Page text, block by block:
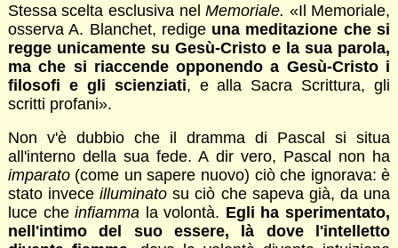
Stessa scelta esclusiva nelMemoriale. «Il Memoriale,
osserva A. Blanchet, redige una meditazione che si
regge unicamente su Gesù-Cristo e la sua parola,
ma che si riaccende opponendo a Gesù-Cristo i
filosofi e gli scienziati, e alla Sacra Scrittura, gli
scritti profani».
Non v'è dubbio che il dramma di Pascal si situa
all'interno della sua fede. A dir vero, Pascal non ha
imparato(come un sapere nuovo) ciò che ignorava: è
stato inveceilluminato su ciò che sapeva già, da una
luce cheinfiamma la volontà. Egli ha sperimentato,
nell'intimo del suo essere, là dove l'intelletto